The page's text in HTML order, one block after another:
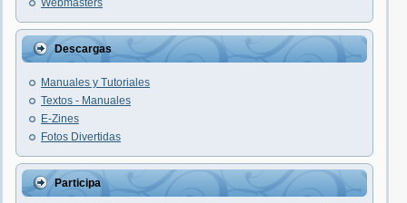
Webmasters
Descargas
Manuales y Tutoriales
Textos - Manuales
E-Zines
Fotos Divertidas
Participa